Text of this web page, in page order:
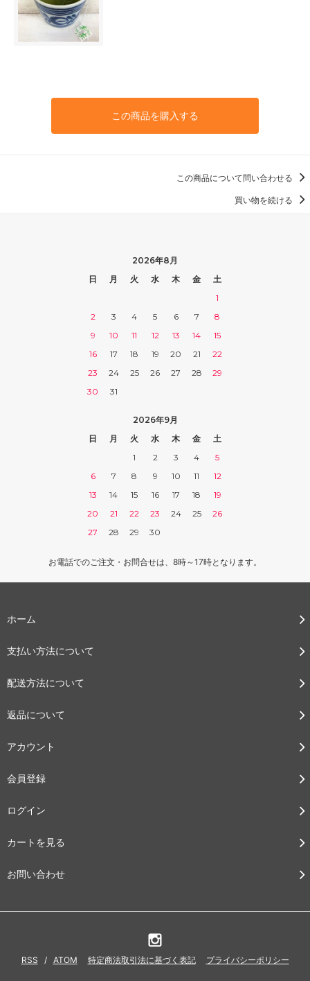
この商品を購入する
この商品について問い合わせる
買い物を続ける
2026年8月
日
月 火 水 木 金
土
1
2
3 4 5 6 7
8
9
10 11 12 13 14
15
16
17 18 19 20 21
22
23
24 25 26 27 28
29
30
31
2026年9月
日
月 火 水 木 金
土
1
2 3 4
5
6
7 8 9 10 11
12
13
14 15 16 17 18
19
20
21 22 23 24 25
26
27
28 29 30
お電話でのご注文・お問合せは、8時～17時となります。
ホーム
支払い方法について
配送方法について
返品について
アカウント
会員登録
ログイン
カートを見る
お問い合わせ
RSS / ATOM 特定商法取引法に基づく表記 プライバシーポリシー